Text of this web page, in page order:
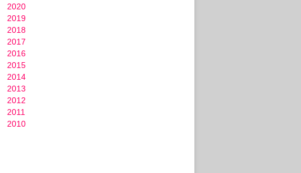
2020
2019
2018
2017
2016
2015
2014
2013
2012
2011
2010